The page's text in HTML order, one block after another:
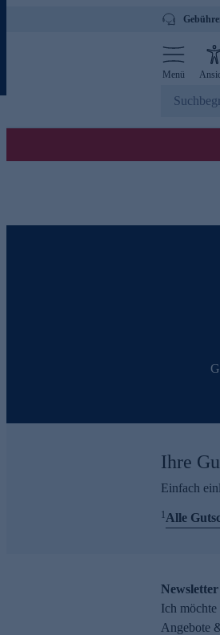
Menü
Ihre
Einfach
1Alle
Newsletter
Ich
Angebote